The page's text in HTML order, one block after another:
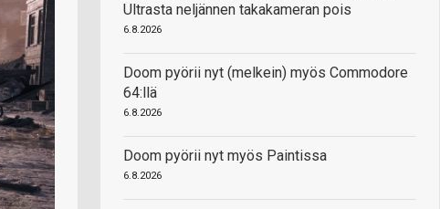
Ultrasta neljännen takakameran pois
6.8.2026
Doom pyörii nyt (melkein) myös Commodore
64:llä
6.8.2026
Doom pyörii nyt myös Paintissa
6.8.2026